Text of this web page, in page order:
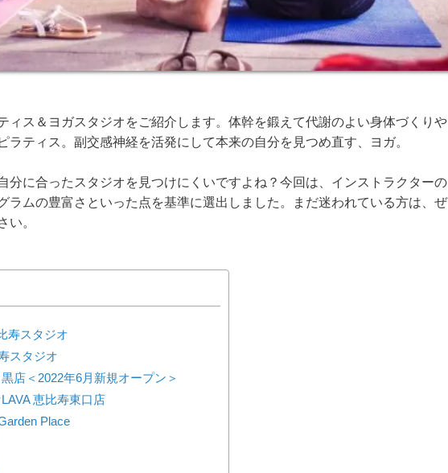
ィス＆ヨガスタジオをご紹介します。体幹を鍛えて代謝のよい身体づくりや
ラティス。副交感神経を活発にして本来の自分を見つめ直す、ヨガ。
分に合ったスタジオを見つけにくいですよね？今回は、インストラクターの
ラムの豊富さといった点を基準に選出しました。まだ迷われている方は、ぜ
い。
寿スタジオ
スタジオ
店＜2022年6月新規オープン＞
恵比寿東口店
Place